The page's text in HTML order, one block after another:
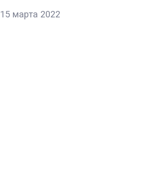
15 марта 2022